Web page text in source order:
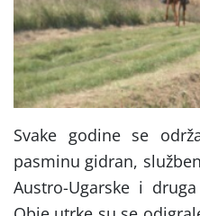
Svake godine se
pasminu gidran,
Austro-Ugarske i